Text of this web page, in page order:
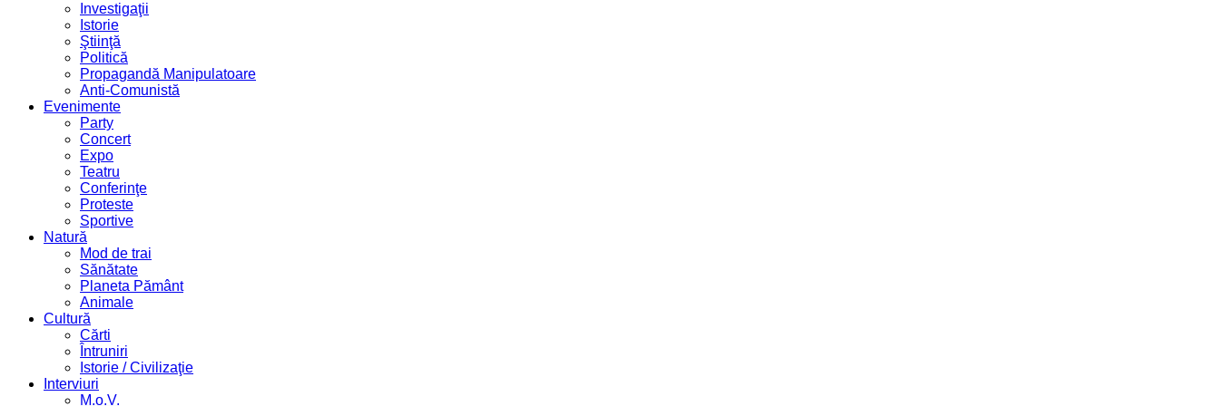
Investigaţii
Istorie
Ştiinţă
Politică
Propagandă Manipulatoare
Anti-Comunistă
Evenimente
Party
Concert
Expo
Teatru
Conferinţe
Proteste
Sportive
Natură
Mod de trai
Sănătate
Planeta Pământ
Animale
Cultură
Cărti
Întruniri
Istorie / Civilizaţie
Interviuri
M.o.V.